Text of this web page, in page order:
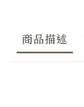
商品描述